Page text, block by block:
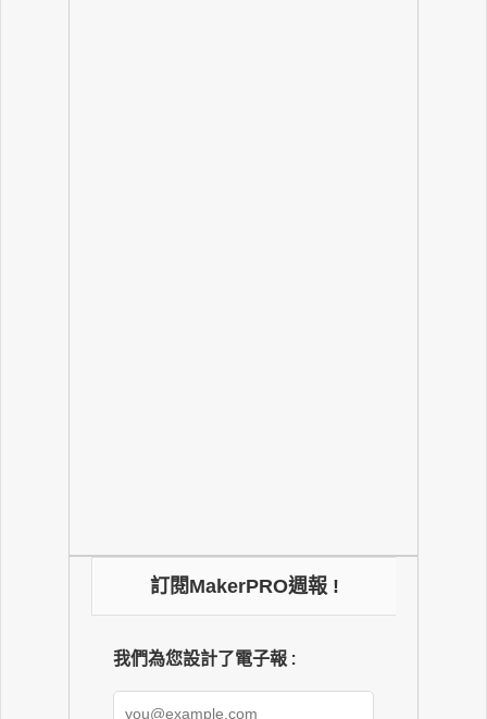
訂閱MakerPRO週報 !
我們為您設計了電子報 :